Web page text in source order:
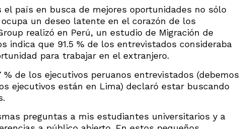
país en busca de mejores oportunidades no sólo
un deseo latente en el corazón de los
realizó en Perú, un estudio de Migración de
indica que 91.5 % de los entrevistados consideraba
para trabajar en el extranjero.
de los ejecutivos peruanos entrevistados (debemos
ejecutivos están en Lima) declaró estar buscando
preguntas a mis estudiantes universitarios y a